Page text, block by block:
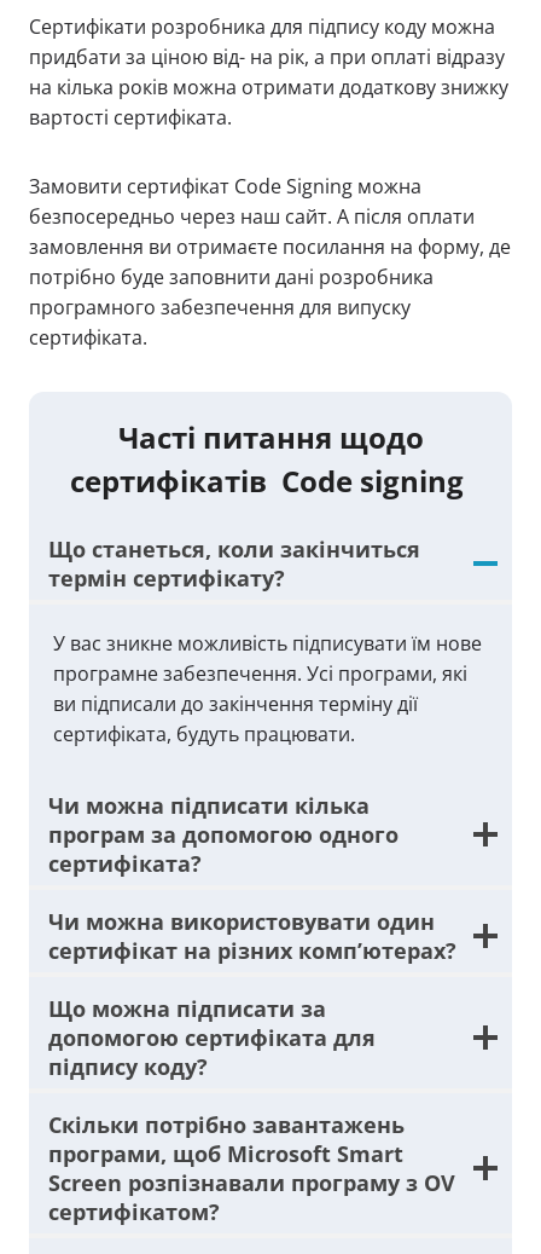
Сертифікати розробника для підпису коду можна
придбати за ціною від- на рік, а при оплаті відразу
на кілька років можна отримати додаткову знижку
вартості сертифіката.
Замовити сертифікат Code Signing можна
безпосередньо через наш сайт. А після оплати
замовлення ви отримаєте посилання на форму, де
потрібно буде заповнити дані розробника
програмного забезпечення для випуску
сертифіката.
Часті питання щодо
сертифікатів Code signing
Що станеться, коли закінчиться
термін сертифікату?
У вас зникне можливість підписувати їм нове
програмне забезпечення. Усі програми, які
ви підписали до закінчення терміну дії
сертифіката, будуть працювати.
Чи можна підписати кілька
програм за допомогою одного
сертифіката?
Чи можна використовувати один
сертифікат на різних комп’ютерах?
Що можна підписати за
допомогою сертифіката для
підпису коду?
Скільки потрібно завантажень
програми, щоб Microsoft Smart
Screen розпізнавали програму з OV
сертифікатом?